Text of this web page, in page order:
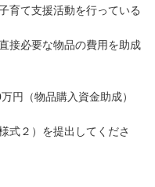
て支援活動を行っている
必要な物品の費用を助成
物品購入資金助成）
）を提出してくださ